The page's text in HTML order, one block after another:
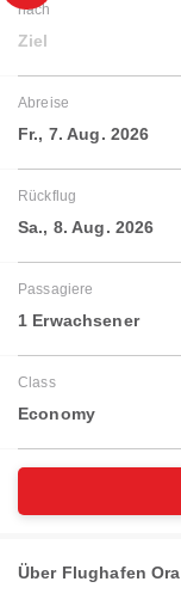
nach
Ziel
Abreise
Fr., 7. Aug. 2026
Rückflug
Sa., 8. Aug. 2026
Passagiere
1 Erwachsener
Class
Economy
Über Flughafen